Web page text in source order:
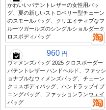
かわいいパテントレザーの女性用バッ
グ、夏の新しいストロベリー型チェーン
のスモールバッグ、クリエイティブなフ
ルーツガールズのシングルショルダーク
ロスボディバッグ
960 円
ウィメンズバッグ 2025 クロスボーダー
パテントレザー ハンドヘルド、ファッシ
ョナブルなウィメンズバッグ、チェーン
クロスボディバッグ、ハンドラップイブ
ニングバッグ、ファッションランウェイ
バッグ